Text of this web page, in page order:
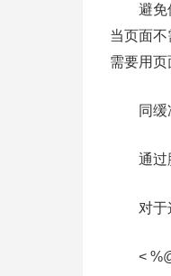
避免使
当页面
需要用页
同缓冲
通过脚
对于这
< %@